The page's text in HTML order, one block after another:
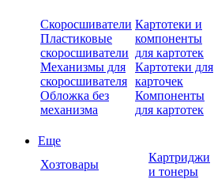
Скоросшиватели
Пластиковые
скоросшиватели
Механизмы для
скоросшивателя
Обложка без
механизма
Картотеки и
компоненты
для картотек
Картотеки для
карточек
Компоненты
для картотек
Еще
Хозтовары
Картриджи
и тонеры